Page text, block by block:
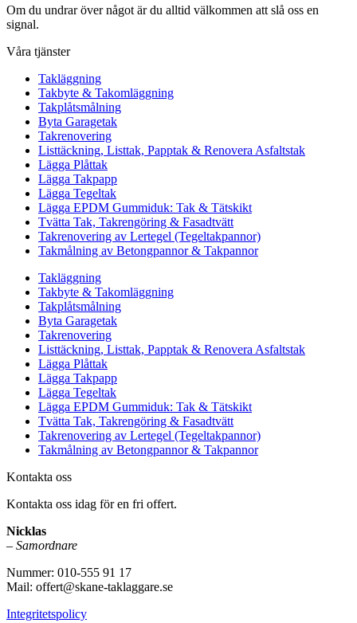
Om du undrar över något är du alltid välkommen att slå oss en
signal.
Våra tjänster
Takläggning
Takbyte & Takomläggning
Takplåtsmålning
Byta Garagetak
Takrenovering
Listtäckning, Listtak, Papptak & Renovera Asfaltstak
Lägga Plåttak
Lägga Takpapp
Lägga Tegeltak
Lägga EPDM Gummiduk: Tak & Tätskikt
Tvätta Tak, Takrengöring & Fasadtvätt
Takrenovering av Lertegel (Tegeltakpannor)
Takmålning av Betongpannor & Takpannor
Takläggning
Takbyte & Takomläggning
Takplåtsmålning
Byta Garagetak
Takrenovering
Listtäckning, Listtak, Papptak & Renovera Asfaltstak
Lägga Plåttak
Lägga Takpapp
Lägga Tegeltak
Lägga EPDM Gummiduk: Tak & Tätskikt
Tvätta Tak, Takrengöring & Fasadtvätt
Takrenovering av Lertegel (Tegeltakpannor)
Takmålning av Betongpannor & Takpannor
Kontakta oss
Kontakta oss idag för en fri offert.
Nicklas
– Samordnare
Nummer: 010-555 91 17
Mail: offert@skane-taklaggare.se
Integritetspolicy